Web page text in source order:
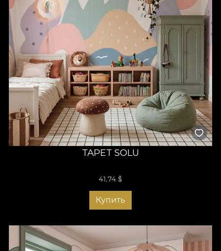
TAPET SOLU
41,74 $
Купить